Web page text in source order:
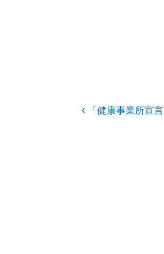
投稿ナビ
「健康事業所宣